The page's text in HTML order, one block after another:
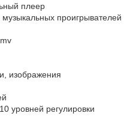
плеер
проигрывателей
изображения
уровней регулировки